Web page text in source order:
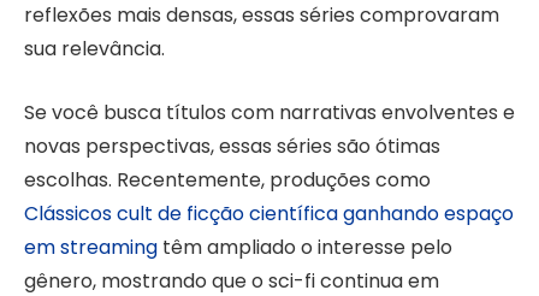
reflexões mais densas, essas séries comprovaram
sua relevância.
Se você busca títulos com narrativas envolventes e
novas perspectivas, essas séries são ótimas
escolhas. Recentemente, produções como
Clássicos cult de ficção científica ganhando espaço
em streaming têm ampliado o interesse pelo
gênero, mostrando que o sci-fi continua em